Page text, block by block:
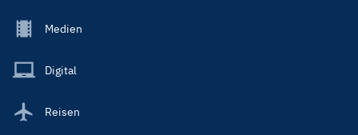
Footer
Main
Medien
Digital
Reisen